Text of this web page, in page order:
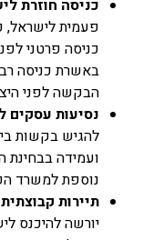
כניסה חוזרת
פעמית לישראל,
כניסה פרטני
באשרת כניסה
הבקשה לפני
נסיעות עסקים
להגיש בקשות
ועמידה
נוספת למשרד
תיירות